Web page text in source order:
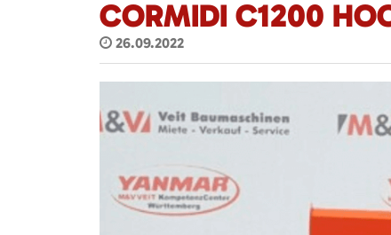
CORMIDI C1200
26.09.2022